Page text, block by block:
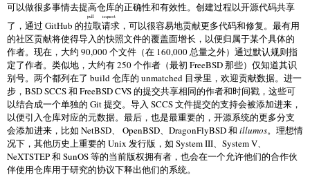
可以做很多事情去提高仓库的正确性和有效性。创建过程以开源代码共享
了，通过 GitHub 的拉取请求
pull request
，可以很容易地贡献更多代码和修复。最有用
的社区贡献将使得导入的快照文件的覆盖面增长，以便归属于某个具体的
作者。现在，大约 90,000 个文件（在 160,000 总量之外）通过默认规则指
定了作者。类似地，大约有 250 个作者（最初 FreeBSD 那些）仅知道其识
别号。两个都列在了 build 仓库的 unmatched 目录里，欢迎贡献数据。进一
步，BSD SCCS 和 FreeBSD CVS 的提交共享相同的作者和时间戳，这些可
以结合成一个单独的 Git 提交。导入 SCCS 文件提交的支持会被添加进来，
以便引入仓库对应的元数据。最后，也是最重要的，开源系统的更多分支
会添加进来，比如 NetBSD、 OpenBSD、DragonFlyBSD 和 illumos。理想情
况下，其他历史上重要的 Unix 发行版，如 System III、System V、
NeXTSTEP 和 SunOS 等的当前版权拥有者，也会在一个允许他们的合作伙
伴使用仓库用于研究的协议下释出他们的系统。